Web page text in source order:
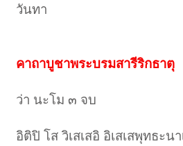
วันทา
คาถาบูชาพระบรมสารีริกธาตุ
ว่า นะโม ๓ จบ
อิติปิ โส วิเสเสอิ อิเสเสพุทธะนา